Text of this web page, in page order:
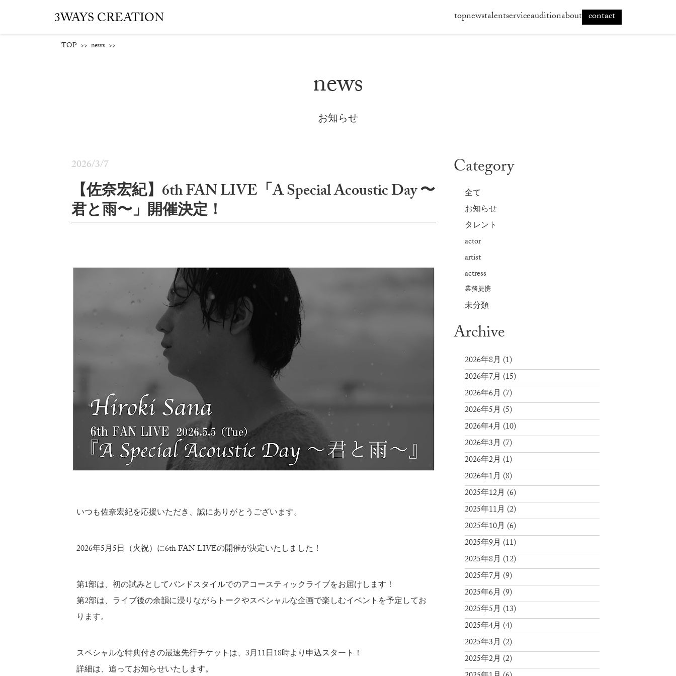
3WAYS CREATION topnewstalentserviceauditionabout contact
TOP >> news >>
news
お知らせ
2026/3/7
【佐奈宏紀】6th FAN LIVE「A Special Acoustic Day 〜
君と⾬〜」開催決定！
いつも佐奈宏紀を応援いただき、誠にありがとうございます。
2026年5月5日（火祝）に6th FAN LIVEの開催が決定いたしました！
第1部は、初の試みとしてバンドスタイルでのアコースティックライブをお届けします！
第2部は、ライブ後の余韻に浸りながらトークやスペシャルな企画で楽しむイベントを予定してお
ります。
スペシャルな特典付きの最速先行チケットは、3月11日18時より申込スタート！
詳細は、追ってお知らせいたします。
Category
全て
お知らせ
タレント
actor
artist
actress
業務提携
未分類
Archive
2026年8月 (1)
2026年7月 (15)
2026年6月 (7)
2026年5月 (5)
2026年4月 (10)
2026年3月 (7)
2026年2月 (1)
2026年1月 (8)
2025年12月 (6)
2025年11月 (2)
2025年10月 (6)
2025年9月 (11)
2025年8月 (12)
2025年7月 (9)
2025年6月 (9)
2025年5月 (13)
2025年4月 (4)
2025年3月 (2)
2025年2月 (2)